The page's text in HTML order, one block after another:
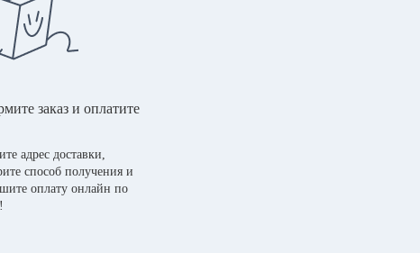
заказ и оплатите
адрес доставки,
способ получения и
оплату онлайн по